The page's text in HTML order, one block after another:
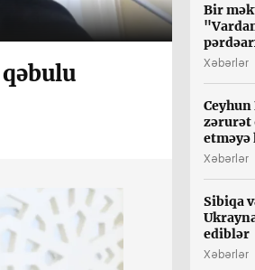
Bir
Xəbərlər
zərurət
etməyə
Xəbərlər
Sibiqa
ediblər
Xəbərlər